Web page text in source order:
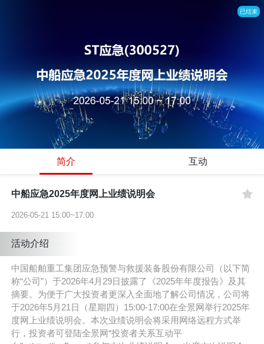
已结束
简介 互动
中船应急2025年度网上业绩说明会
2026-05-21 15:00~17:00
活动介绍
中国船舶重工集团应急预警与救援装备股份有限公司（以下简
称“公司”）于2026年4月29日披露了《2025年年度报告》及其
摘要。为便于广大投资者更深入全面地了解公司情况，公司将
于2026年5月21日（星期四）15:00-17:00在全景网举行2025年
度网上业绩说明会。本次业绩说明会将采用网络远程方式举
行，投资者可登陆全景网“投资者关系互动平